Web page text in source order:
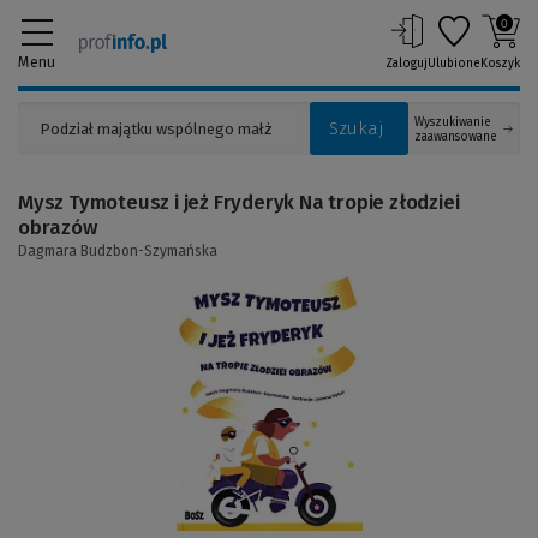
Menu
Szukaj
Wyszukiwanie
zaawansowane
ZalogujUlubione
0
Koszyk
Mysz Tymoteusz i jeż Fryderyk Na tropie złodziei
obrazów
Dagmara Budzbon-Szymańska